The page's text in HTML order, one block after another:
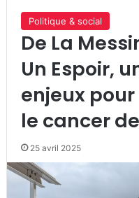
Politique & social
De La
Un Espoir,
enjeux
le cancer
25 avril 2025